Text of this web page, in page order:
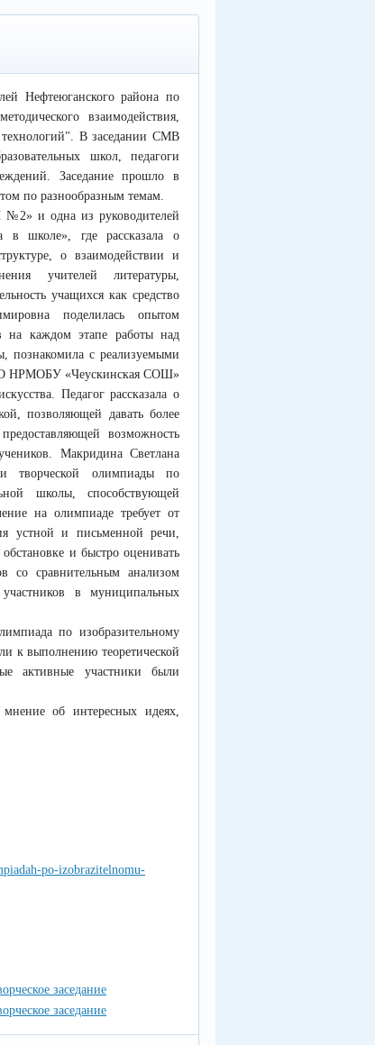
Нефтеюганского района по
взаимодействия,
В заседании СМВ
школ, педагоги
Заседание прошло в
по разнообразным темам.
и одна из руководителей
в школе», где рассказала о
о взаимодействии и
учителей литературы,
учащихся как средство
поделилась опытом
на каждом этапе работы над
познакомила с реализуемыми
НРМОБУ «Чеускинская СОШ»
Педагог рассказала о
позволяющей давать более
возможность
Макридина Светлана
творческой олимпиады по
школы, способствующей
на олимпиаде требует от
устной и письменной речи,
и быстро оценивать
со сравнительным анализом
в муниципальных
по изобразительному
к выполнению теоретической
активные участники были
об интересных идеях,
po-izobrazitelnomu-